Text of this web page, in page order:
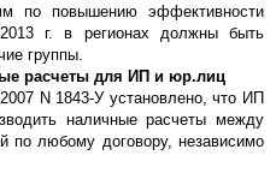
по повышению эффективности
г. в регионах должны быть
группы.
расчеты для ИП и юр.лиц
N 1843-У установлено, что ИП
наличные расчеты между
по любому договору, независимо